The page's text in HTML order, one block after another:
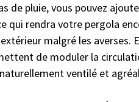
de pluie, vous pouvez
qui rendra votre pergola
malgré les averses.
de moduler la
ventilé et